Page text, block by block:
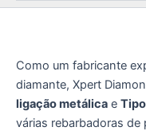
Como um fabricante
diamante, Xpert
ligação metálica e
várias rebarbadoras